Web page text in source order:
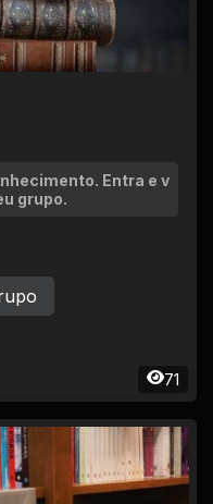
Entra e v
grupo.
71